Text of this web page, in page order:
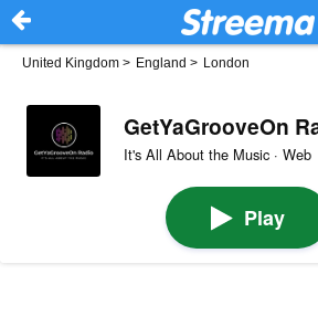
United Kingdom > England > London
GetYaGrooveOn
It's All About the Music · Web
Play